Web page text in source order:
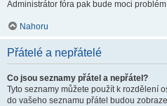
Administrátor fóra pak bude moci
Nahoru
Přátelé a nepřátelé
Co jsou seznamy přátel a nepřátel?
Tyto seznamy můžete použít k rozdělení
do vašeho seznamu přátel budou